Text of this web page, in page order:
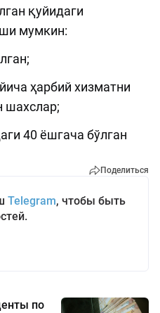
қуйидаги
мумкин:
ҳарбий хизматни
шахслар;
40 ёшгача бўлган
Поделиться
Telegram, чтобы быть
по